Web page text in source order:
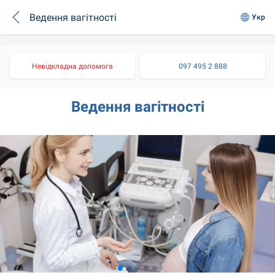
Ведення вагітності Укр
Невідкладна допомога 097 495 2 888
Ведення вагітності